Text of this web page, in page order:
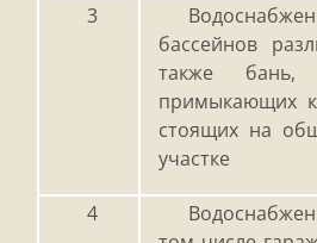
3
бассейнов
также бань,
примыкающих
стоящих на
участке
4